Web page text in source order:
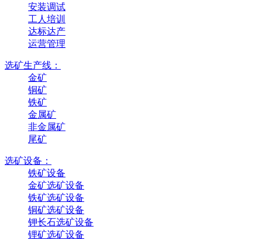
安装调试
工人培训
达标达产
运营管理
选矿生产线：
金矿
铜矿
铁矿
金属矿
非金属矿
尾矿
选矿设备：
铁矿设备
金矿选矿设备
铁矿选矿设备
铜矿选矿设备
钾长石选矿设备
锂矿选矿设备